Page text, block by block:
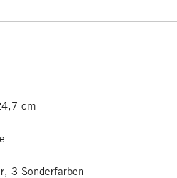
cm
3 Sonderfarben